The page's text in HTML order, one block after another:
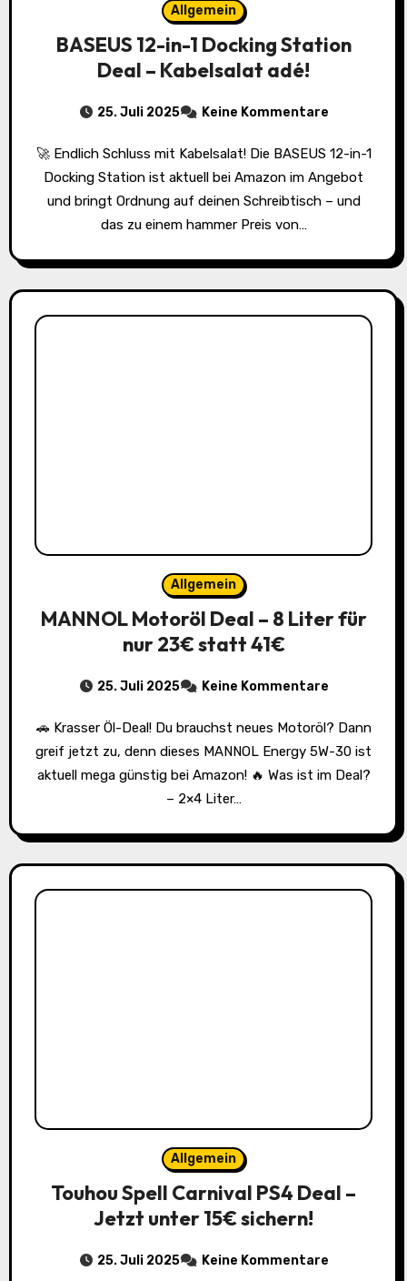
Allgemein
BASEUS 12-in-1 Docking Station
Deal – Kabelsalat adé!
25. Juli 2025 Keine Kommentare
🚀 Endlich Schluss mit Kabelsalat! Die BASEUS 12-in-1
Docking Station ist aktuell bei Amazon im Angebot
und bringt Ordnung auf deinen Schreibtisch – und
das zu einem hammer Preis von…
Allgemein
MANNOL Motoröl Deal – 8 Liter für
nur 23€ statt 41€
25. Juli 2025 Keine Kommentare
🚗 Krasser Öl-Deal! Du brauchst neues Motoröl? Dann
greif jetzt zu, denn dieses MANNOL Energy 5W-30 ist
aktuell mega günstig bei Amazon! 🔥 Was ist im Deal?
– 2×4 Liter…
Allgemein
Touhou Spell Carnival PS4 Deal –
Jetzt unter 15€ sichern!
25. Juli 2025 Keine Kommentare